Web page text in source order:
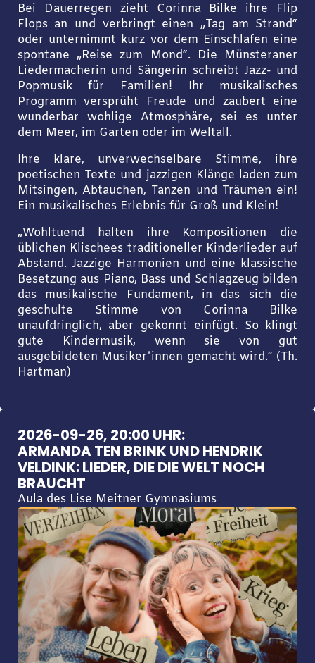
Bei Dauerregen zieht Corinna Bilke ihre Flip
Flops an und verbringt einen „Tag am Strand“
oder unternimmt kurz vor dem Einschlafen eine
spontane „Reise zum Mond“. Die Münsteraner
Liedermacherin und Sängerin schreibt Jazz- und
Popmusik für Familien! Ihr musikalisches
Programm versprüht Freude und zaubert eine
wunderbar wohlige Atmosphäre, sei es unter
dem Meer, im Garten oder im Weltall.
Ihre klare, unverwechselbare Stimme, ihre
poetischen Texte und jazzigen Klänge laden zum
Mitsingen, Abtauchen, Tanzen und Träumen ein!
Ein musikalisches Erlebnis für Groß und Klein!
„Wohltuend halten ihre Kompositionen die
üblichen Klischees traditioneller Kinderlieder auf
Abstand. Jazzige Harmonien und eine klassische
Besetzung aus Piano, Bass und Schlagzeug bilden
das musikalische Fundament, in das sich die
geschulte Stimme von Corinna Bilke
unaufdringlich, aber gekonnt einfügt. So klingt
gute Kindermusik, wenn sie von gut
ausgebildeten Musiker*innen gemacht wird.“ (Th.
Hartman)
2026-09-26, 20:00 UHR:
ARMANDA TEN BRINK UND HENDRIK
VELDINK: LIEDER, DIE DIE WELT NOCH
BRAUCHT
Aula des Lise Meitner Gymnasiums